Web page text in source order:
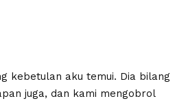
kebetulan aku temui. Dia bilang
juga, dan kami mengobrol